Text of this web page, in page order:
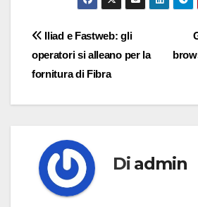
Navigazione
articoli
Iliad e Fastweb: gli
operatori si alleano per la
fornitura di Fibra
Di admin